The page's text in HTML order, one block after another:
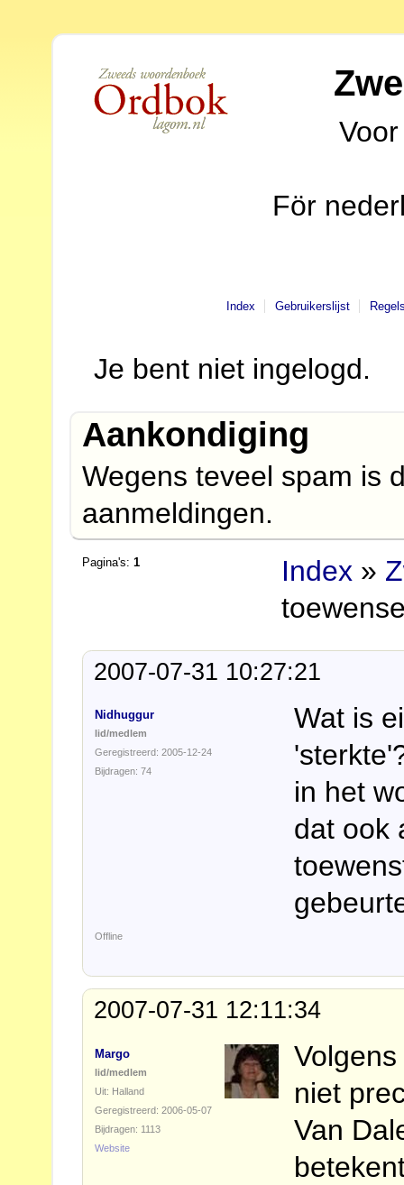
För
Index Gebruikerslijst
Je bent niet ingelogd.
Aankondiging
Wegens teveel spam is
aanmeldingen.
Pagina's:1 Index »
2007-07-31 10:27:21
Nidhuggur
lid/medlem
Geregistreerd: 2005-12-24
Bijdragen: 74
Wat is
in het
dat ook
Offline
2007-07-31 12:11:34
Margo
lid/medlem
Uit: Halland
Geregistreerd: 2006-05-07
Bijdragen: 1113
Website
niet
Van